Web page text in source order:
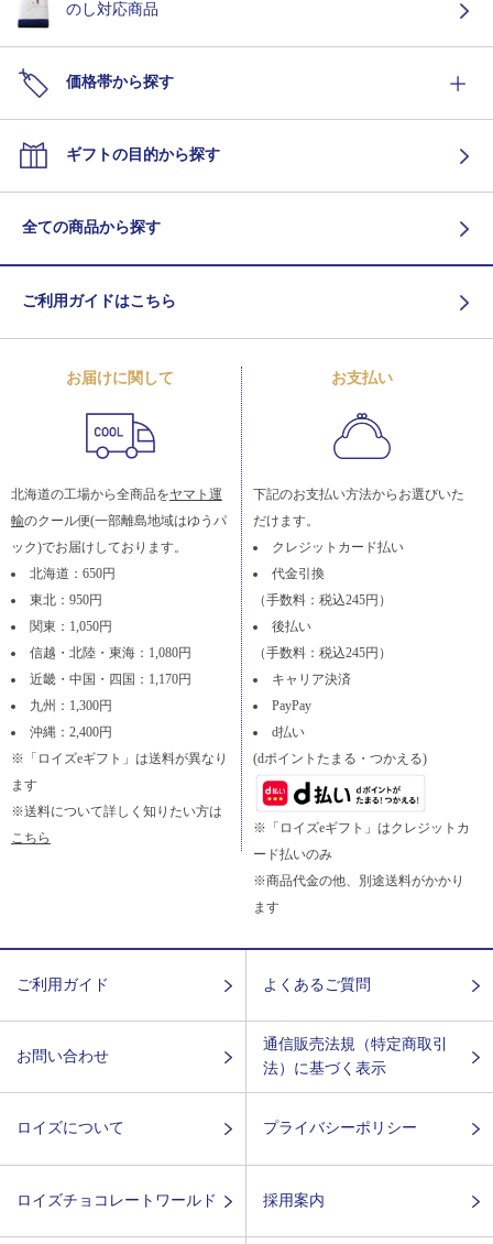
のし対応商品
価格帯から探す
ギフトの目的から探す
全ての商品から探す
ご利用ガイドはこちら
お届けに関して
北海道の工場から全商品をヤマト運
輸のクール便(一部離島地域はゆうパ
ック)でお届けしております。
北海道：650円
東北：950円
関東：1,050円
信越・北陸・東海：1,080円
近畿・中国・四国：1,170円
九州：1,300円
沖縄：2,400円
※「ロイズeギフト」は送料が異なり
ます
※送料について詳しく知りたい方は
こちら
お支払い
下記のお支払い方法からお選びいた
だけます。
クレジットカード払い
代金引換
（手数料：税込245円）
後払い
（手数料：税込245円）
キャリア決済
PayPay
d払い
(dポイントたまる・つかえる)
※「ロイズeギフト」はクレジットカ
ード払いのみ
※商品代金の他、別途送料がかかり
ます
ご利用ガイド よくあるご質問
お問い合わせ
通信販売法規（特定商取引
法）に基づく表示
ロイズについて プライバシーポリシー
ロイズチョコレートワールド 採用案内